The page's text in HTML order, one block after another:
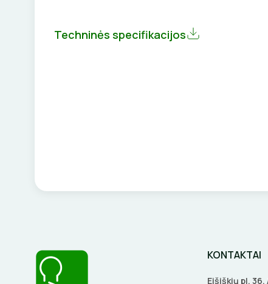
Techninės specifikacijos
KONTAKTAI
Eišiškių pl.